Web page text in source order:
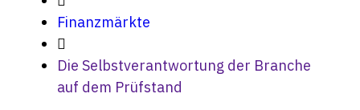
Finanzmärkte
Die Selbstverantwortung der Branche
auf dem Prüfstand